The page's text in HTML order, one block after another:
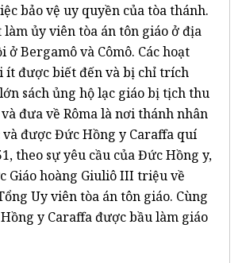
bảo vệ uy quyền của tòa thánh.
ủy viên tòa án tôn giáo ở địa
ở Bergamô và Cômô. Các hoạt
ít được biết đến và bị chỉ trích
sách ủng hộ lạc giáo bị tịch thu
đưa về Rôma là nơi thánh nhân
được Đức Hồng y Caraffa quí
theo sự yêu cầu của Đức Hồng y,
Giáo hoàng Giuliô III triệu về
Uy viên tòa án tôn giáo. Cùng
y Caraffa được bầu làm giáo